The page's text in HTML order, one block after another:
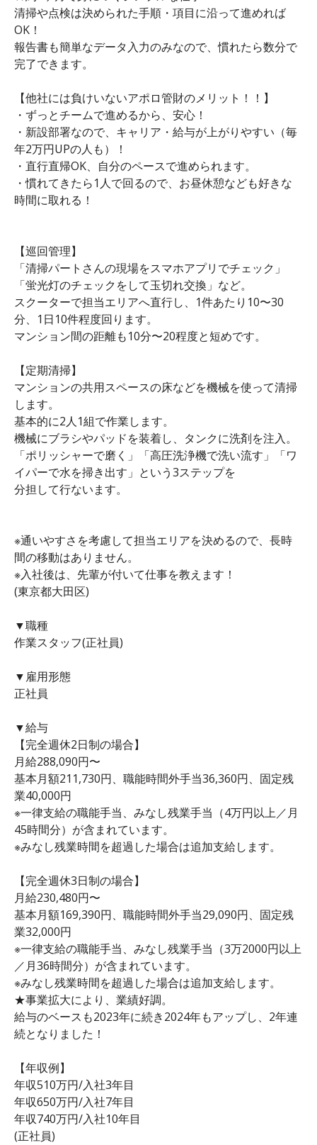
清掃や点検は決められた手順・項目に沿って進めれば
OK！
報告書も簡単なデータ入力のみなので、慣れたら数分で
完了できます。
【他社には負けいないアポロ管財のメリット！！】
・ずっとチームで進めるから、安心！
・新設部署なので、キャリア・給与が上がりやすい（毎
年2万円UPの人も）！
・直行直帰OK、自分のペースで進められます。
・慣れてきたら1人で回るので、お昼休憩なども好きな
時間に取れる！
【巡回管理】
「清掃パートさんの現場をスマホアプリでチェック」
「蛍光灯のチェックをして玉切れ交換」など。
スクーターで担当エリアへ直行し、1件あたり10〜30
分、1日10件程度回ります。
マンション間の距離も10分〜20程度と短めです。
【定期清掃】
マンションの共用スペースの床などを機械を使って清掃
します。
基本的に2人1組で作業します。
機械にブラシやパッドを装着し、タンクに洗剤を注入。
「ポリッシャーで磨く」「高圧洗浄機で洗い流す」「ワ
イパーで水を掃き出す」という3ステップを
分担して行ないます。
※通いやすさを考慮して担当エリアを決めるので、長時
間の移動はありません。
※入社後は、先輩が付いて仕事を教えます！
(東京都大田区)
▼職種
作業スタッフ(正社員)
▼雇用形態
正社員
▼給与
【完全週休2日制の場合】
月給288,090円〜
基本月額211,730円、職能時間外手当36,360円、固定残
業40,000円
※一律支給の職能手当、みなし残業手当（4万円以上／月
45時間分）が含まれています。
※みなし残業時間を超過した場合は追加支給します。
【完全週休3日制の場合】
月給230,480円〜
基本月額169,390円、職能時間外手当29,090円、固定残
業32,000円
※一律支給の職能手当、みなし残業手当（3万2000円以上
／月36時間分）が含まれています。
※みなし残業時間を超過した場合は追加支給します。
★事業拡大により、業績好調。
給与のベースも2023年に続き2024年もアップし、2年連
続となりました！
【年収例】
年収510万円/入社3年目
年収650万円/入社7年目
年収740万円/入社10年目
(正社員)